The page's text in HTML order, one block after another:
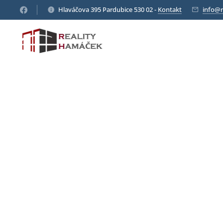
Hlaváčova 395 Pardubice 530 02 - Kontakt